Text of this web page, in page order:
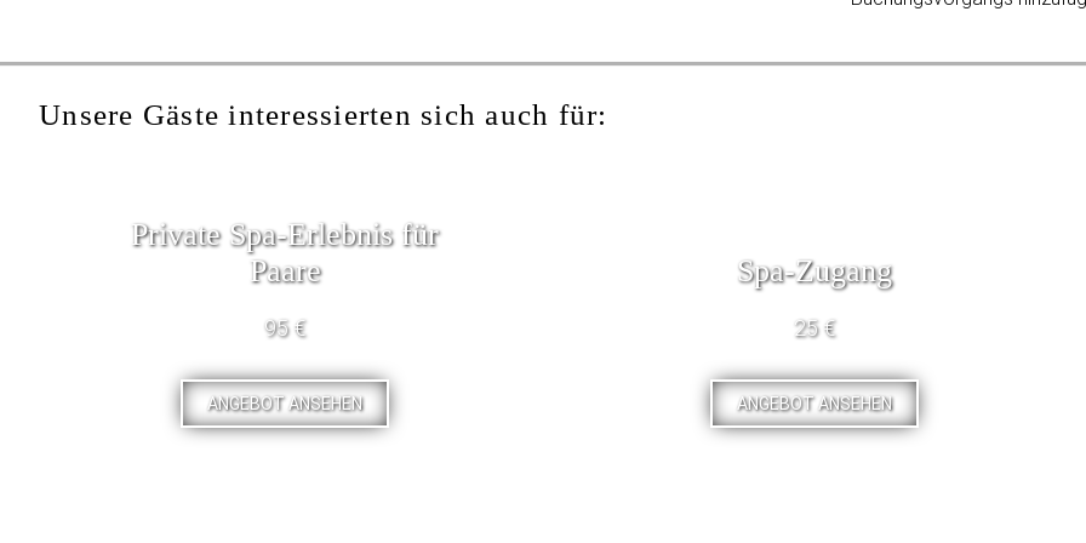
Unsere Gäste interessierten sich auch für:
Private Spa-Erlebnis für
Paare
95 €
ANGEBOT ANSEHEN
Spa-Zugang
25 €
ANGEBOT ANSEHEN